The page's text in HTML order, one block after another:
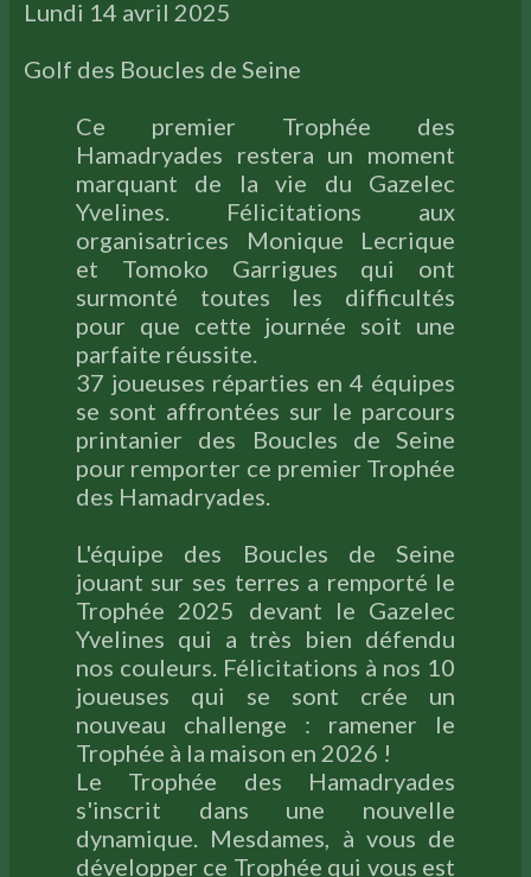
Lundi 14 avril 2025
Golf des Boucles de Seine
Ce premier Trophée des
Hamadryades restera un moment
marquant de la vie du Gazelec
Yvelines. Félicitations aux
organisatrices Monique Lecrique
et Tomoko Garrigues qui ont
surmonté toutes les difficultés
pour que cette journée soit une
parfaite réussite.
37 joueuses réparties en 4 équipes
se sont affrontées sur le parcours
printanier des Boucles de Seine
pour remporter ce premier Trophée
des Hamadryades.
L'équipe des Boucles de Seine
jouant sur ses terres a remporté le
Trophée 2025 devant le Gazelec
Yvelines qui a très bien défendu
nos couleurs. Félicitations à nos 10
joueuses qui se sont crée un
nouveau challenge : ramener le
Trophée à la maison en 2026 !
Le Trophée des Hamadryades
s'inscrit dans une nouvelle
dynamique. Mesdames, à vous de
développer ce Trophée qui vous est